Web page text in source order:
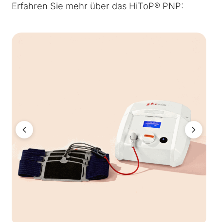
Erfahren Sie mehr über das HiToP® PNP: